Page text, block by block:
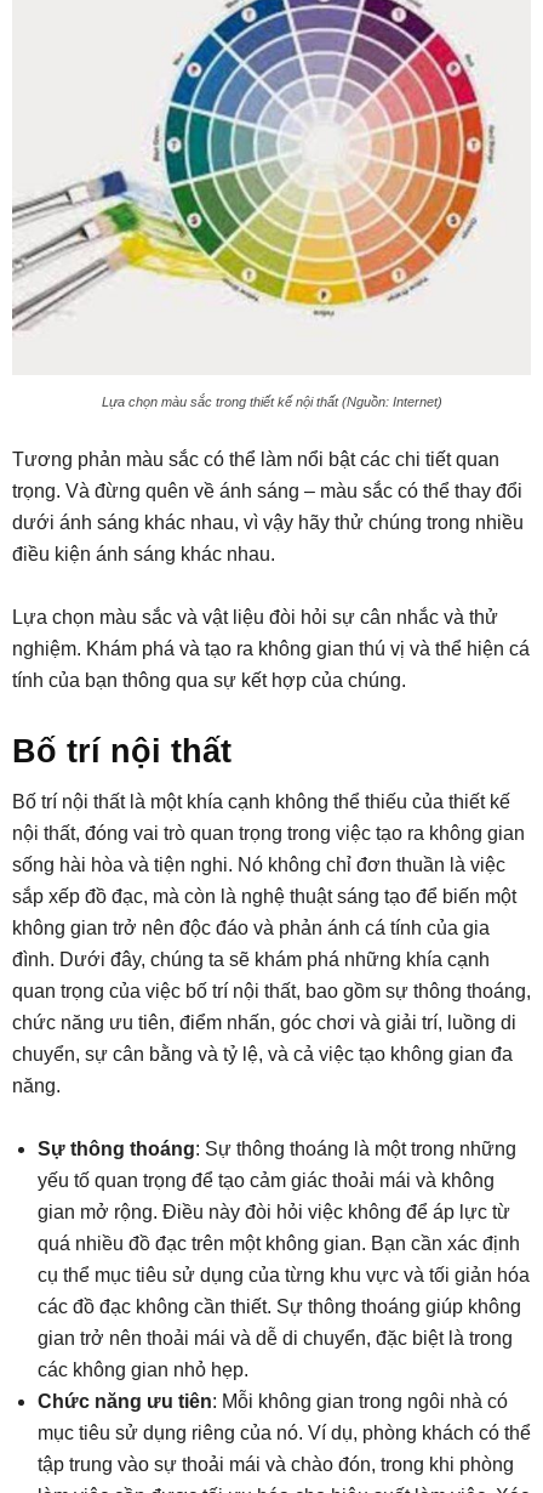
Lựa chọn màu sắc trong thiết kế nội thất (Nguồn: Internet)
Tương phản màu sắc có thể làm nổi bật các chi tiết quan
trọng. Và đừng quên về ánh sáng – màu sắc có thể thay đổi
dưới ánh sáng khác nhau, vì vậy hãy thử chúng trong nhiều
điều kiện ánh sáng khác nhau.
Lựa chọn màu sắc và vật liệu đòi hỏi sự cân nhắc và thử
nghiệm. Khám phá và tạo ra không gian thú vị và thể hiện cá
tính của bạn thông qua sự kết hợp của chúng.
Bố trí nội thất
Bố trí nội thất là một khía cạnh không thể thiếu của thiết kế
nội thất, đóng vai trò quan trọng trong việc tạo ra không gian
sống hài hòa và tiện nghi. Nó không chỉ đơn thuần là việc
sắp xếp đồ đạc, mà còn là nghệ thuật sáng tạo để biến một
không gian trở nên độc đáo và phản ánh cá tính của gia
đình. Dưới đây, chúng ta sẽ khám phá những khía cạnh
quan trọng của việc bố trí nội thất, bao gồm sự thông thoáng,
chức năng ưu tiên, điểm nhấn, góc chơi và giải trí, luồng di
chuyển, sự cân bằng và tỷ lệ, và cả việc tạo không gian đa
năng.
Sự thông thoáng: Sự thông thoáng là một trong những
yếu tố quan trọng để tạo cảm giác thoải mái và không
gian mở rộng. Điều này đòi hỏi việc không để áp lực từ
quá nhiều đồ đạc trên một không gian. Bạn cần xác định
cụ thể mục tiêu sử dụng của từng khu vực và tối giản hóa
các đồ đạc không cần thiết. Sự thông thoáng giúp không
gian trở nên thoải mái và dễ di chuyển, đặc biệt là trong
các không gian nhỏ hẹp.
Chức năng ưu tiên: Mỗi không gian trong ngôi nhà có
mục tiêu sử dụng riêng của nó. Ví dụ, phòng khách có thể
tập trung vào sự thoải mái và chào đón, trong khi phòng